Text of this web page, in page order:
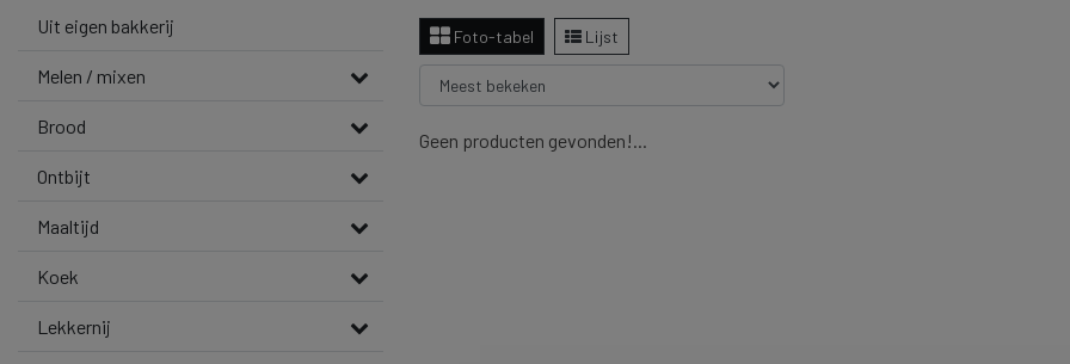
Uit eigen bakkerij
Melen / mixen
Brood
Ontbijt
Maaltijd
Koek
Lekkernij
Foto-tabel Lijst
Geen producten gevonden!...